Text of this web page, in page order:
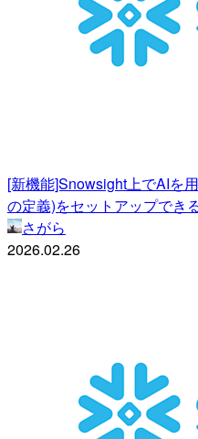
[新機能]Snowsight上でAIを
の定義)をセットアップでき
さがら
2026.02.26